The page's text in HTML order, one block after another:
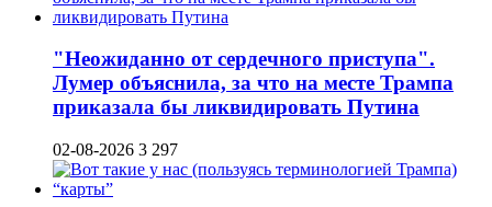
"Неожиданно от сердечного приступа".
Лумер объяснила, за что на месте Трампа
приказала бы ликвидировать Путина
02-08-2026 3 297